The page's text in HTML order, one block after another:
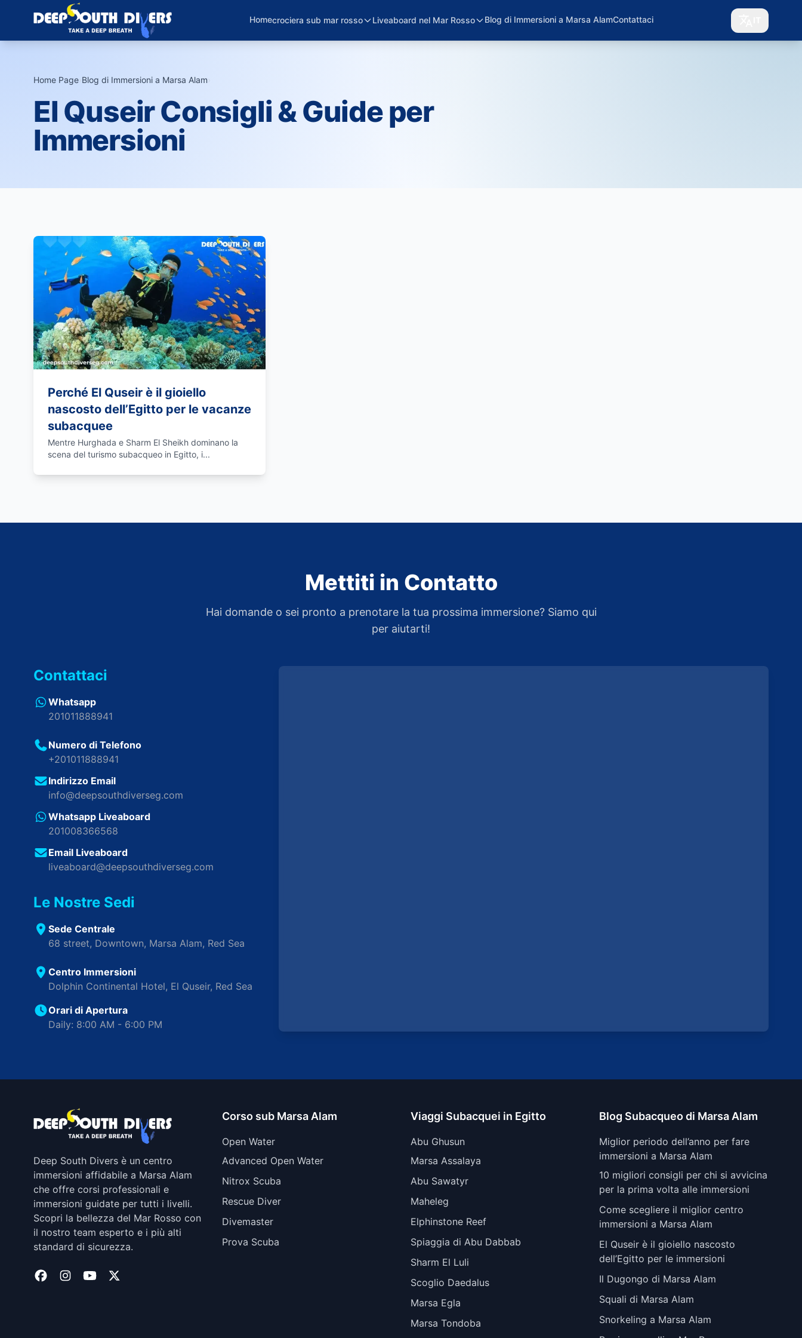
Homecrociera sub mar rosso Liveaboard nel Mar Rosso Blog di Immersioni a Marsa AlamContattaci
Home Page›Blog di Immersioni a Marsa Alam›
El Quseir Consigli & Guide per
Immersioni
Perché El Quseir è il gioiello
nascosto dell’Egitto per le vacanze
subacquee
Mentre Hurghada e Sharm El Sheikh dominano la
scena del turismo subacqueo in Egitto, i...
Mettiti in Contatto
Hai domande o sei pronto a prenotare la tua prossima immersione? Siamo qui
per aiutarti!
Contattaci
Whatsapp
201011888941
Numero di Telefono
+201011888941
Indirizzo Email
info@deepsouthdiverseg.com
Whatsapp Liveaboard
201008366568
Email Liveaboard
liveaboard@deepsouthdiverseg.com
Le Nostre Sedi
Sede Centrale
68 street, Downtown, Marsa Alam, Red Sea
Centro Immersioni
Dolphin Continental Hotel, El Quseir, Red Sea
Orari di Apertura
Daily: 8:00 AM - 6:00 PM
Deep South Divers è un centro
immersioni affidabile a Marsa Alam
che offre corsi professionali e
immersioni guidate per tutti i livelli.
Scopri la bellezza del Mar Rosso con
il nostro team esperto e i più alti
standard di sicurezza.
Corso sub Marsa Alam
Open Water
Advanced Open Water
Nitrox Scuba
Rescue Diver
Divemaster
Prova Scuba
Viaggi Subacquei in Egitto
Abu Ghusun
Marsa Assalaya
Abu Sawatyr
Maheleg
Elphinstone Reef
Spiaggia di Abu Dabbab
Sharm El Luli
Scoglio Daedalus
Marsa Egla
Marsa Tondoba
Blog Subacqueo di Marsa Alam
Miglior periodo dell’anno per fare
immersioni a Marsa Alam
10 migliori consigli per chi si avvicina
per la prima volta alle immersioni
Come scegliere il miglior centro
immersioni a Marsa Alam
El Quseir è il gioiello nascosto
dell’Egitto per le immersioni
Il Dugongo di Marsa Alam
Squali di Marsa Alam
Snorkeling a Marsa Alam